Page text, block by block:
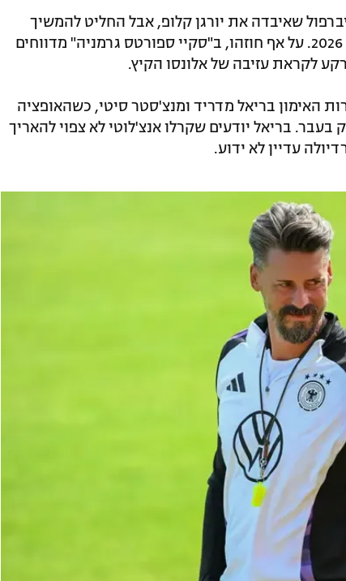
שאיבדה את יורגן קלופ, אבל החליט להמשיך
בלברקוזן, כשהחוזה שלו מסתיים רק בקיץ 2026. על אף חוזהו, ב"סקיי ספורטס גרמניה" מדווחים
לקראת עזיבה של אלונסו הקיץ.
האימון בריאל מדריד ומנצ'סטר סיטי, כשהאופציה
בריאל יודעים שקרלו אנצ'לוטי לא צפוי להאריך
עדיין לא ידוע.